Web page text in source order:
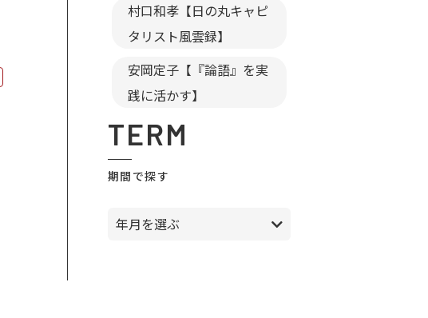
村口和孝【日の丸キャピ
タリスト風雲録】
安岡定子【『論語』を実
践に活かす】
TERM
期間で探す
年月を選ぶ